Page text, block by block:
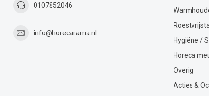
0107852046
info@horecarama.nl
Hygiëne /
Horeca
Overig
Acties &